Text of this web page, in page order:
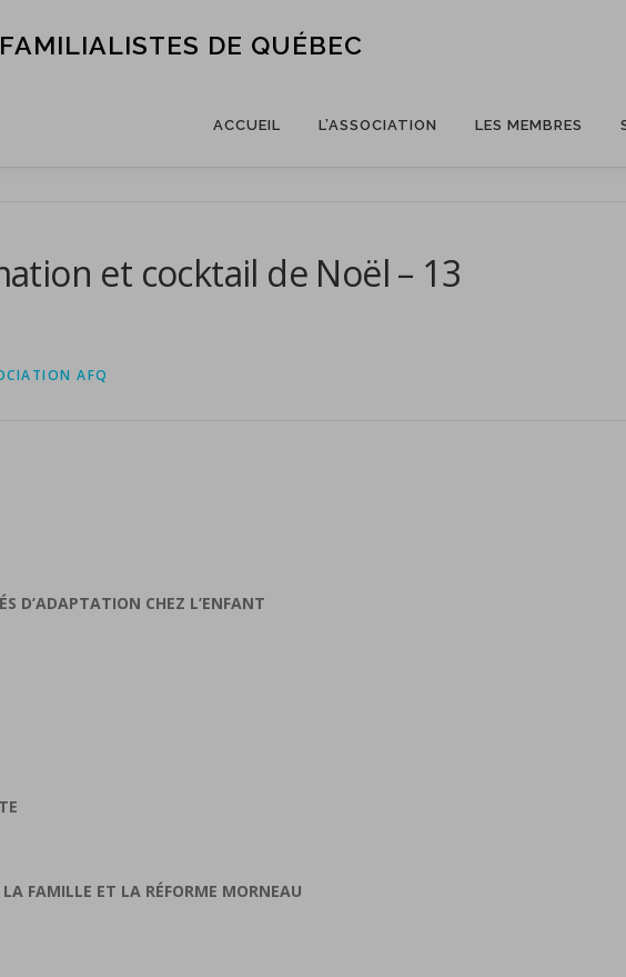
DE QUÉBEC
ACCUEIL L’ASSOCIATION LES MEMBRES
et cocktail de Noël – 13
AFQ
D’ADAPTATION CHEZ L’ENFANT
FAMILLE ET LA RÉFORME MORNEAU